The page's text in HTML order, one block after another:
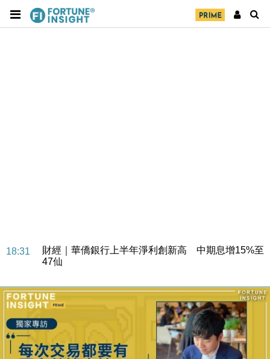
18:31
財經｜華僑銀行上半年淨利創新高 中期息增15%至
47仙
及消費表現
16:47
本地｜假冒內地執法人員要求交「保證金」 43歲女子
損失近6900萬元
16:05
財經｜日經失守6.5萬點後回穩 全周仍升近2%